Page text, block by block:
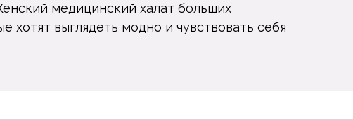
медицинский халат больших
выглядеть модно и чувствовать себя